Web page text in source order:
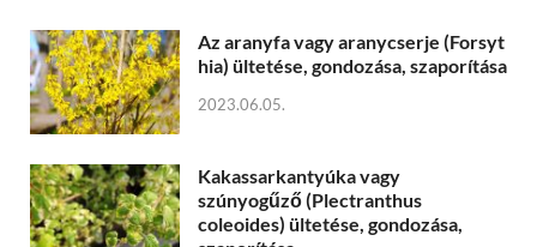
Az aranyfa vagy aranycserje (Forsyt
hia) ültetése, gondozása, szaporítása
2023.06.05.
Kakassarkantyúka vagy
szúnyogűző (Plectranthus
coleoides) ültetése, gondozása,